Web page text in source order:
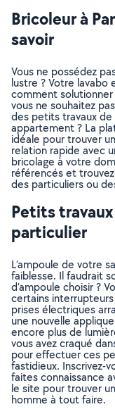
Bricoleur à
savoir
Vous ne possédez
lustre ? Votre lavabo
comment
vous ne souhaitez
des petits travaux
appartement ? La
idéale pour trouver
relation rapide avec
bricolage à votre
référencés et
des particuliers ou
Petits
particulier
L’ampoule de votre
faiblesse. Il faudrait
d’ampoule choisir ?
certains
prises électriques
une nouvelle
encore plus de
vous avez craqué
pour effectuer ces
fastidieux. Inscrivez-
faites connaissance
le site pour trouver
homme à tout faire.